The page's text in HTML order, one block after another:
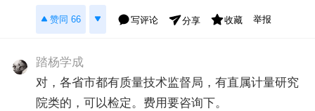
赞同 66 写评论 分享 收藏 举报
踏杨学成
对，各省市都有质量技术监督局，有直属计量研究
院类的，可以检定。费用要咨询下。